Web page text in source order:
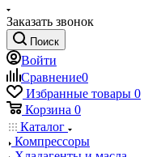
Заказать звонок
Поиск
Войти
Сравнение0
Избранные товары 0
Корзина 0
Каталог
Компрессоры